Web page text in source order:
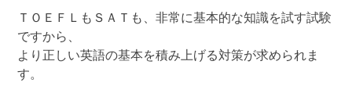
ＴＯＥＦＬもＳＡＴも、非常に基本的な知識を試す試験
ですから、
より正しい英語の基本を積み上げる対策が求められま
す。